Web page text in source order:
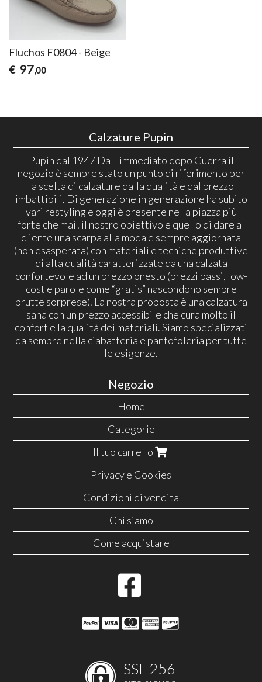
Fluchos F0804 - Beige
€ 97,00
Calzature Pupin
Pupin dal 1947 Dall'immediato dopo Guerra il
negozio è sempre stato un punto di riferimento per
la scelta di calzature dalla qualità e dal prezzo
imbattibili. Di generazione in generazione ha subito
vari restyling e oggi è presente nella piazza più
forte che mai! il nostro obiettivo e quello di dare al
cliente una scarpa alla moda e sempre aggiornata
(non esasperata) con materiali e tecniche produttive
di alta qualità caratterizzate da una calzata
confortevole ad un prezzo onesto (prezzi bassi, low-
cost e parole come “gratis” nascondono sempre
brutte sorprese). La nostra proposta è una calzatura
sana con un prezzo accessibile che cura molto il
confort e la qualità dei materiali. Siamo specializzati
da sempre nella ciabatteria e pantofoleria per tutte
le esigenze.
Negozio
Home
Categorie
Il tuo carrello
Privacy e Cookies
Condizioni di vendita
Chi siamo
Come acquistare
SSL-256